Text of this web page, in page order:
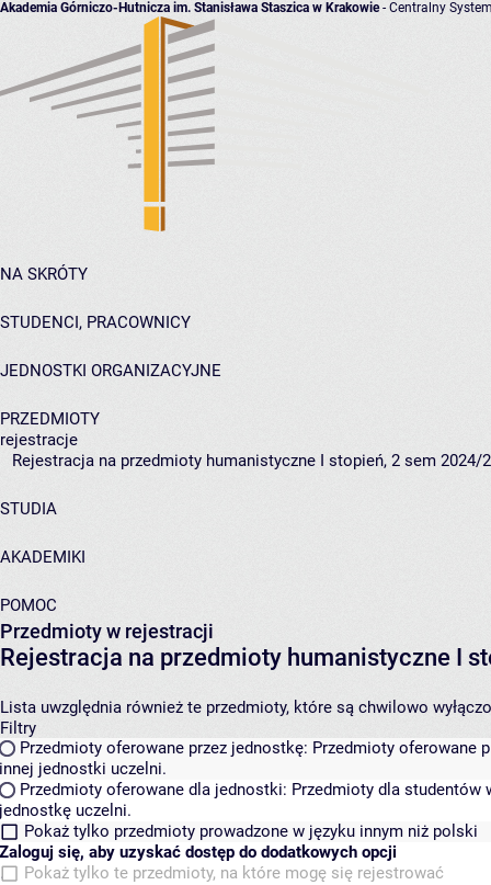
Akademia Górniczo-Hutnicza im. Stanisława Staszica w Krakowie- Centralny
NA SKRÓTY
STUDENCI, PRACOWNICY
JEDNOSTKI ORGANIZACYJNE
PRZEDMIOTY
rejestracje
Rejestracja na przedmioty humanistyczne I stopień, 2 sem 2024/
STUDIA
AKADEMIKI
POMOC
Przedmioty w rejestracji
Rejestracja na przedmioty humanistyczne I
Lista uwzględnia również te przedmioty, które są chwilowo
Filtry
Przedmioty oferowane przez jednostkę: Przedmioty oferowane
innej jednostki uczelni.
Przedmioty oferowane dla jednostki: Przedmioty dla studentów
jednostkę uczelni.
Pokaż tylko przedmioty prowadzone w języku innym niż polski
Zaloguj się, aby uzyskać dostęp do dodatkowych opcji
Pokaż tylko te przedmioty, na które mogę się rejestrować